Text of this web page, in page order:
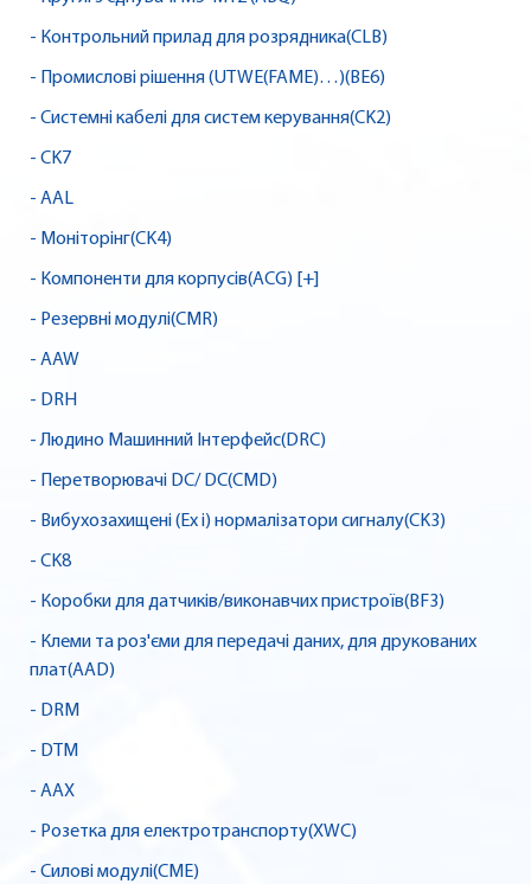
- Контрольний прилад для розрядника(CLB)
- Промислові рішення (UTWE(FAME)…)(BE6)
- Системні кабелі для систем керування(CK2)
- CK7
- AAL
- Моніторінг(CK4)
- Компоненти для корпусів(ACG) [+]
- Резервні модулі(CMR)
- AAW
- DRH
- Людино Машинний Інтерфейс(DRC)
- Перетворювачі DC/ DC(CMD)
- Вибухозахищені (Ex i) нормалізатори сигналу(CK3)
- CK8
- Коробки для датчиків/виконавчих пристроїв(BF3)
- Клеми та роз'єми для передачі даних, для друкованих
плат(AAD)
- DRM
- DTM
- AAX
- Розетка для електротранспорту(XWC)
- Силові модулі(CME)